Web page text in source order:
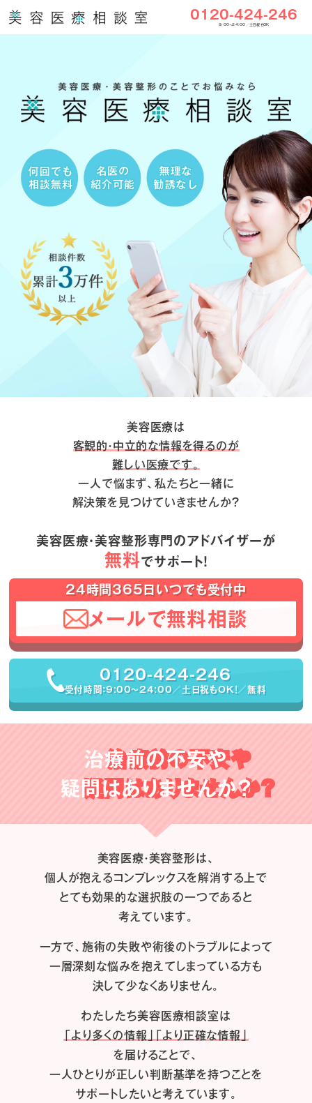
0120-424-246
9:00〜24:00／土日祝もOK
美容医療は
客観的・中立的な情報を得るのが
難しい医療です。
一人で悩まず、私たちと一緒に
解決策を見つけていきませんか？
美容医療・美容整形専門のアドバイザーが
無料でサポート！
24時間365日いつでも受付中
メールで無料相談
0120-424-246
受付時間：9:00〜24:00／土日祝もOK！／無料
治療前の不安や
疑問はありませんか？
美容医療・美容整形は、
個人が抱えるコンプレックスを解消する上で
とても効果的な選択肢の一つであると
考えています。
一方で、施術の失敗や術後のトラブルによって
一層深刻な悩みを抱えてしまっている方も
決して少なくありません。
わたしたち美容医療相談室は
「より多くの情報」「より正確な情報」
を届けることで、
一人ひとりが正しい判断基準を持つことを
サポートしたいと考えています。